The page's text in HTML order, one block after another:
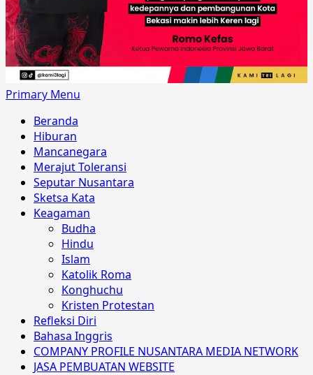
Primary Menu
Beranda
Hiburan
Mancanegara
Merajut Toleransi
Seputar Nusantara
Sketsa Kata
Keagaman
Budha
Hindu
Islam
Katolik Roma
Konghuchu
Kristen Protestan
Refleksi Diri
Bahasa Inggris
COMPANY PROFILE NUSANTARA MEDIA NETWORK
JASA PEMBUATAN WEBSITE